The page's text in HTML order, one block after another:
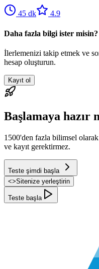
45 dk 4.9
Daha fazla bilgi ister misin?
İlerlemenizi takip etmek ve
hesap oluşturun.
Kayıt ol
Başlamaya hazır
1500'den fazla bilimsel
ve kayıt gerektirmez.
Teste şimdi başla
<>Sitenize yerleştirin
Teste başla